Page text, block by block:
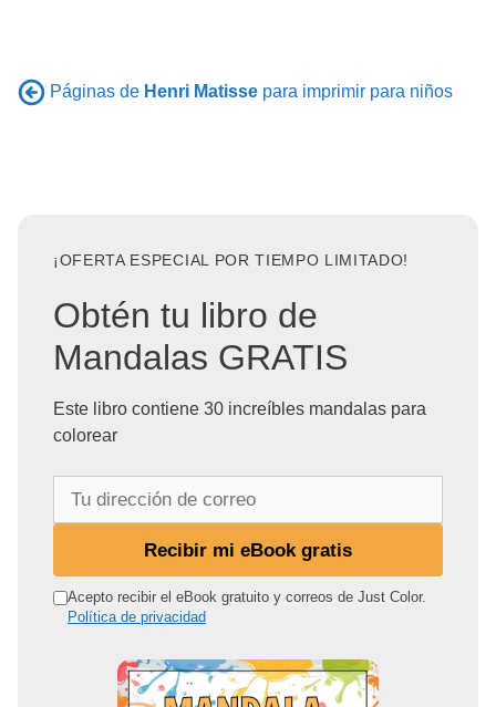
Páginas de Henri Matisse para imprimir para niños
¡OFERTA ESPECIAL POR TIEMPO LIMITADO!
Obtén tu libro de
Mandalas GRATIS
Este libro contiene 30 increíbles mandalas para
colorear
r
Recibir mi eBook gratis
Acepto recibir el eBook gratuito y correos de Just Color.
Política de privacidad